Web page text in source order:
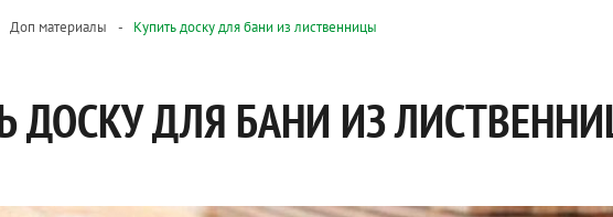
Доп материалы Купить доску для бани из лиственницы
ДОСКУ ДЛЯ БАНИ ИЗ